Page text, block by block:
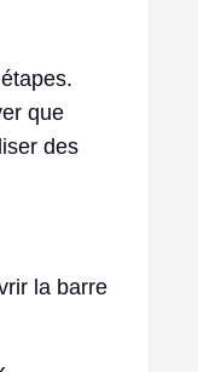
que
des
la barre